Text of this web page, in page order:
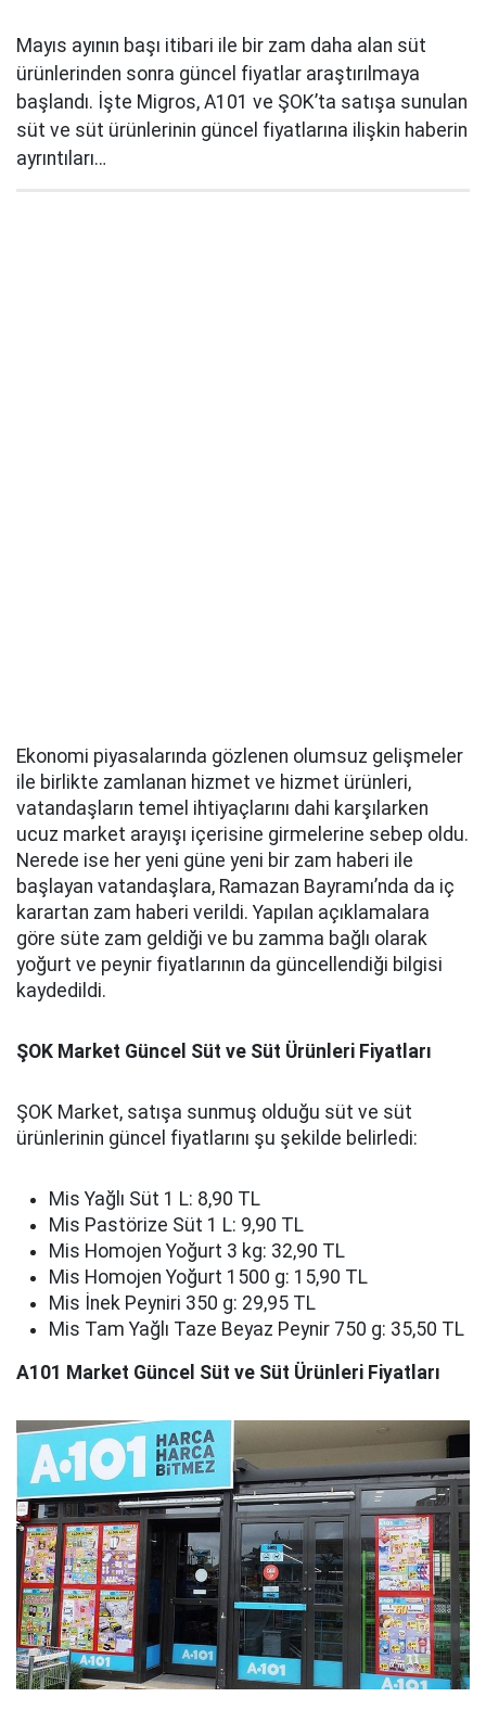
Mayıs ayının başı itibari ile bir zam daha alan süt
ürünlerinden sonra güncel fiyatlar araştırılmaya
başlandı. İşte Migros, A101 ve ŞOK’ta satışa sunulan
süt ve süt ürünlerinin güncel fiyatlarına ilişkin haberin
ayrıntıları…
Ekonomi piyasalarında gözlenen olumsuz gelişmeler
ile birlikte zamlanan hizmet ve hizmet ürünleri,
vatandaşların temel ihtiyaçlarını dahi karşılarken
ucuz market arayışı içerisine girmelerine sebep oldu.
Nerede ise her yeni güne yeni bir zam haberi ile
başlayan vatandaşlara, Ramazan Bayramı’nda da iç
karartan zam haberi verildi. Yapılan açıklamalara
göre süte zam geldiği ve bu zamma bağlı olarak
yoğurt ve peynir fiyatlarının da güncellendiği bilgisi
kaydedildi.
ŞOK Market Güncel Süt ve Süt Ürünleri Fiyatları
ŞOK Market, satışa sunmuş olduğu süt ve süt
ürünlerinin güncel fiyatlarını şu şekilde belirledi:
Mis Yağlı Süt 1 L: 8,90 TL
Mis Pastörize Süt 1 L: 9,90 TL
Mis Homojen Yoğurt 3 kg: 32,90 TL
Mis Homojen Yoğurt 1500 g: 15,90 TL
Mis İnek Peyniri 350 g: 29,95 TL
Mis Tam Yağlı Taze Beyaz Peynir 750 g: 35,50 TL
A101 Market Güncel Süt ve Süt Ürünleri Fiyatları